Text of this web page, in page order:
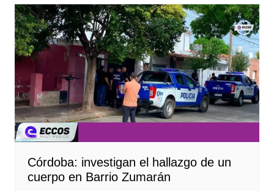
Córdoba: investigan el hallazgo de un
cuerpo en Barrio Zumarán